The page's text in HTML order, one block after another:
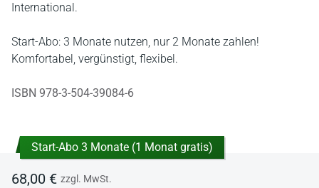
International.
Start-Abo: 3 Monate nutzen, nur 2 Monate zahlen!
Komfortabel, vergünstigt, flexibel.
ISBN 978-3-504-39084-6
Start-Abo 3 Monate (1 Monat gratis)
68,00 € zzgl. MwSt.